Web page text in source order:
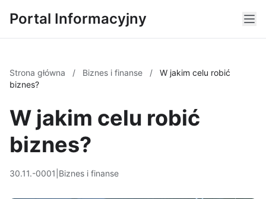
Portal Informacyjny
Strona główna / Biznes i finanse /
W jakim celu robić
biznes?
W jakim celu robić
biznes?
30.11.-0001 Biznes i finanse